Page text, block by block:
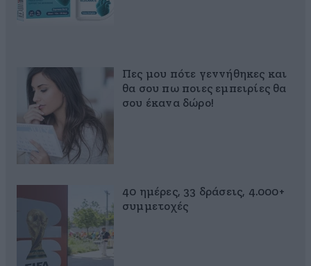
Πες μου πότε γεννήθηκες και
θα σου πω ποιες εμπειρίες θα
σου έκανα δώρο!
40 ημέρες, 33 δράσεις, 4.000+
συμμετοχές